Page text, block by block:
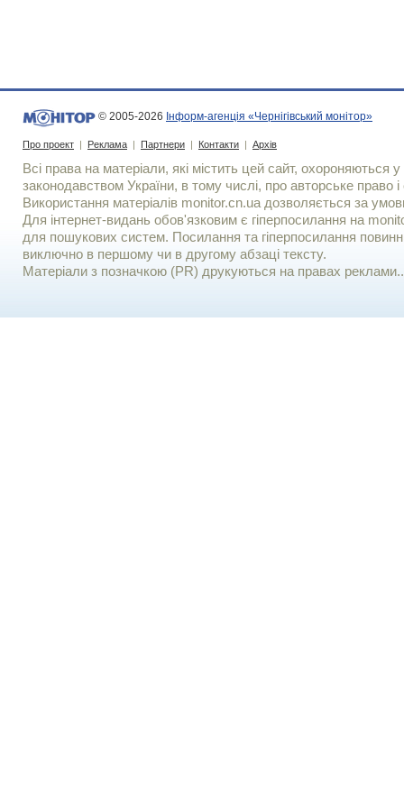
© 2005-2026 Інформ-агенція «Чернігівський монітор»
Про проект | Реклама | Партнери | Контакти | Архів
Всі права на матеріали, які містить цей сайт, охороняються у
законодавством України, в тому числі, про авторське право і
Використання матерiалiв monitor.cn.ua дозволяється за
Для iнтернет-видань обов'язковим є гiперпосилання на
для пошукових систем. Посилання та гіперпосилання
виключно в першому чи в другому абзаці тексту.
Матеріали з позначкою (PR) друкуються на правах реклами..